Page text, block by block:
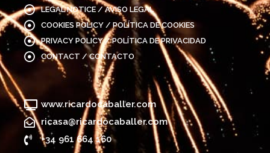
LEGAL NOTICE / AVISO LEGAL
COOKIES POLICY / POLÍTICA DE COOKIES
PRIVACY POLICY / POLÍTICA DE PRIVACIDAD
CONTACT / CONTACTO
www.ricardocaballer.com
ricasa@ricardocaballer.com
+34 961 664 160